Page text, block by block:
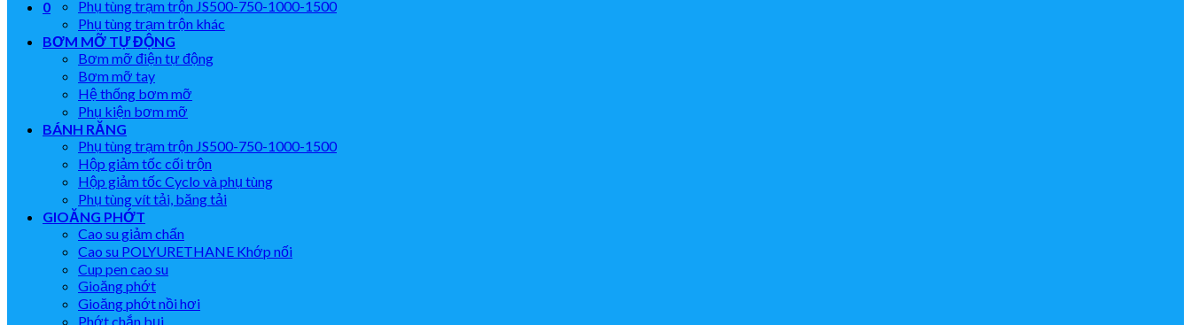
0
Phụ tùng trạm trộn JS500-750-1000-1500
Phụ tùng trạm trộn khác
BƠM MỠ TỰ ĐỘNG
Bơm mỡ điện tự động
Bơm mỡ tay
Hệ thống bơm mỡ
Phụ kiện bơm mỡ
BÁNH RĂNG
Phụ tùng trạm trộn JS500-750-1000-1500
Hộp giảm tốc cối trộn
Hộp giảm tốc Cyclo và phụ tùng
Phụ tùng vít tải, băng tải
GIOĂNG PHỚT
Cao su giảm chấn
Cao su POLYURETHANE Khớp nối
Cup pen cao su
Gioăng phớt
Gioăng phớt nồi hơi
Phớt chắn bụi